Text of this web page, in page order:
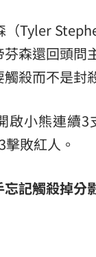
（Tyler
森還回頭問
觸殺而不是封
啟小熊連續
敗紅人。
記觸殺掉分